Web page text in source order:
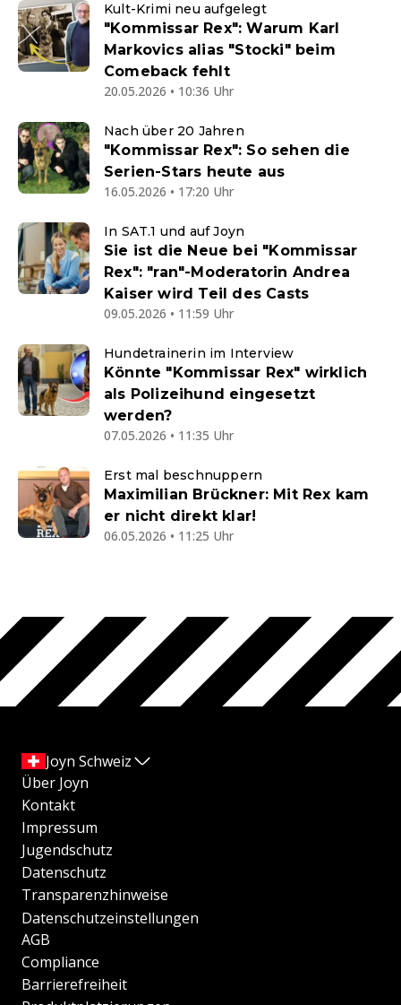
Kult-Krimi neu aufgelegt
"Kommissar Rex": Warum Karl
Markovics alias "Stocki" beim
Comeback fehlt
20.05.2026 • 10:36 Uhr
Nach über 20 Jahren
"Kommissar Rex": So sehen die
Serien-Stars heute aus
16.05.2026 • 17:20 Uhr
In SAT.1 und auf Joyn
Sie ist die Neue bei "Kommissar
Rex": "ran"-Moderatorin Andrea
Kaiser wird Teil des Casts
09.05.2026 • 11:59 Uhr
Hundetrainerin im Interview
Könnte "Kommissar Rex" wirklich
als Polizeihund eingesetzt
werden?
07.05.2026 • 11:35 Uhr
Erst mal beschnuppern
Maximilian Brückner: Mit Rex kam
er nicht direkt klar!
06.05.2026 • 11:25 Uhr
Joyn Schweiz
Über Joyn
Kontakt
Impressum
Jugendschutz
Datenschutz
Transparenzhinweise
Datenschutzeinstellungen
AGB
Compliance
Barrierefreiheit